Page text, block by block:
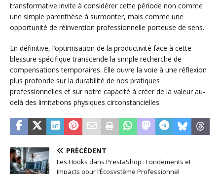
transformative invite à considérer cette période non comme
une simple parenthèse à surmonter, mais comme une
opportunité de réinvention professionnelle porteuse de sens.
En définitive, l’optimisation de la productivité face à cette
blessure spécifique transcende la simple recherche de
compensations temporaires. Elle ouvre la voie à une réflexion
plus profonde sur la durabilité de nos pratiques
professionnelles et sur notre capacité à créer de la valeur au-
delà des limitations physiques circonstancielles.
PRÉCÉDENT
Les Hooks dans PrestaShop : Fondements et
Impacts pour l’Écosystème Professionnel